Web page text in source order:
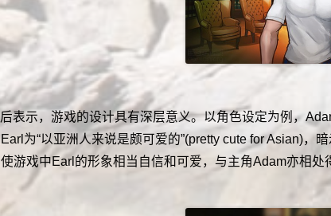
表示，游戏的设计具有深层意义。以角色设定为例，
为“以亚洲人来说是颇可爱的”(pretty cute for Asian)
游戏中Earl的形象相当自信和可爱，与主角Adam亦相处